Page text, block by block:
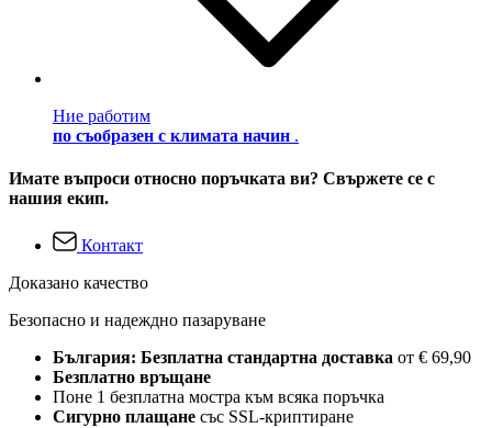
Ние работим
по съобразен с климата начин .
Имате въпроси относно поръчката ви? Свържете се с
нашия екип.
Контакт
Доказано качество
Безопасно и надеждно пазаруване
България: Безплатна стандартна доставка от € 69,90
Безплатно връщане
Поне 1 безплатна мостра към всяка поръчка
Сигурно плащане със SSL-криптиране